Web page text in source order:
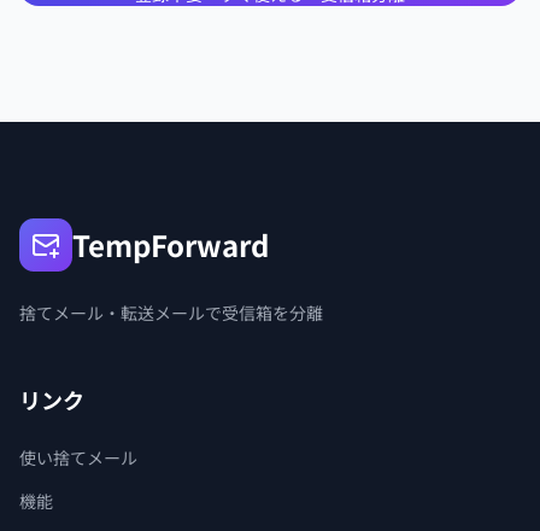
TempForward
捨てメール・転送メールで受信箱を分離
リンク
使い捨てメール
機能